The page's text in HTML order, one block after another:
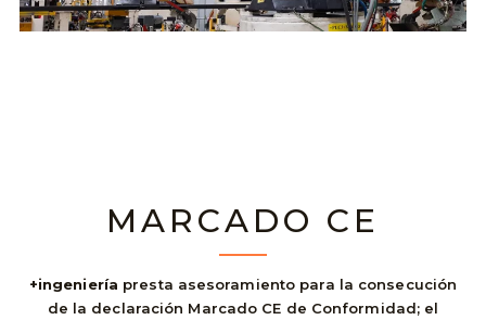
MARCADO CE
+ingeniería presta asesoramiento para la consecución
de la declaración Marcado CE de Conformidad; el